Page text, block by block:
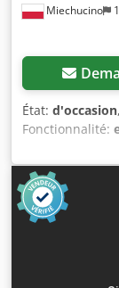
Miechucino
État: d'occasion
Fonctionnalité:
de fabrication :
Puissance
= 3,7 kW –
Épaisseur